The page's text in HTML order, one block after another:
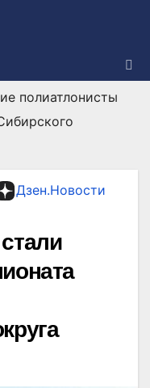
полиатлонисты
Дзен.Новости